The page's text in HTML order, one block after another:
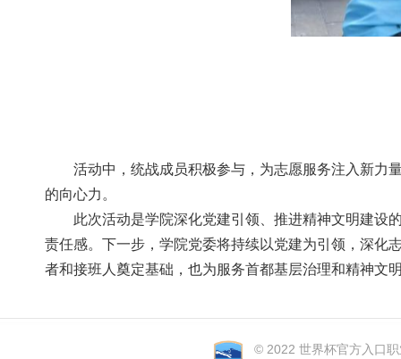
活动中，统战成员积极参与，为志愿服务注入新力
的向心力。
此次活动是学院深化党建引领、推进精神文明建设
责任感。下一步，学院党委将持续以党建为引领，深
者和接班人奠定基础，也为服务首都基层治理和精神文
© 2022 世界杯官方入口